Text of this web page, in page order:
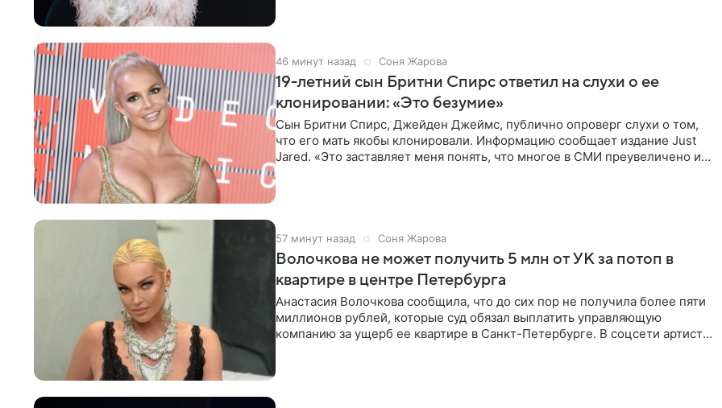
46 минут назад Соня Жарова
19-летний сын Бритни Спирс ответил на слухи о ее
клонировании: «Это безумие»
Сын Бритни Спирс, Джейден Джеймс, публично опроверг слухи о том,
что его мать якобы клонировали. Информацию сообщает издание Just
Jared. «Это заставляет меня понять, что многое в СМИ преувеличено и
57 минут назад Соня Жарова
Волочкова не может получить 5 млн от УК за потоп в
квартире в центре Петербурга
Анастасия Волочкова сообщила, что до сих пор не получила более пяти
миллионов рублей, которые суд обязал выплатить управляющую
компанию за ущерб ее квартире в Санкт-Петербурге. В соцсети артистка